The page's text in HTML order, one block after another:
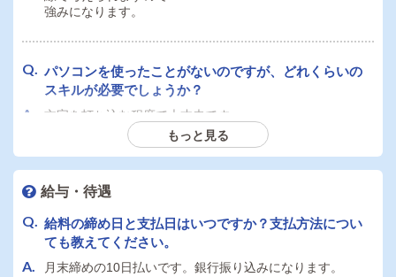
強みになります。
パソコンを使ったことがないのですが、どれくらいの
スキルが必要でしょうか？
文字を打ち込む程度で大丈夫です。
エクセルやワードも使うことがありますが、簡単な機能し
か使いませんのでご安心ください。
か？
50歳くらいまで可能です。
しかし、20代と比べて40代で0から習得するには相当な覚
もっと見る
給与・待遇
給料の締め日と支払日はいつですか？支払方法につい
ても教えてください。
月末締めの10日払いです。銀行振り込みになります。